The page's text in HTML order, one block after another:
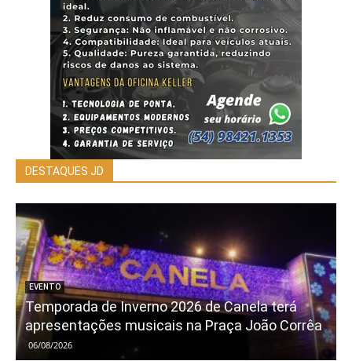
DESTAQUES JD
EVENTO
Temporada de Inverno 2026 de Canela terá
apresentações musicais na Praça João Corrêa
06/08/2026